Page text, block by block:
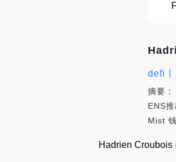
defi
摘要
ENS
Mist 钱
Hadrien Croubois